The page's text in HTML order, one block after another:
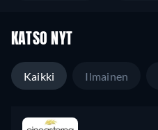
KATSO NYT
Kaikki Ilmainen